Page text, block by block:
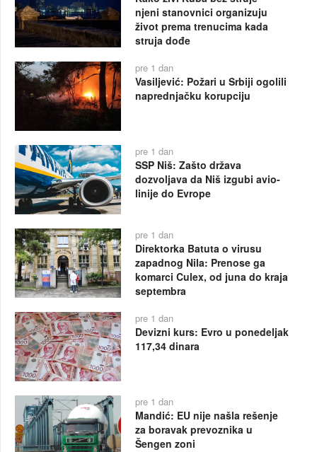
njeni stanovnici organizuju
život prema trenucima kada
struja dođe
pre 1 dan
Vasiljević: Požari u Srbiji ogolili
naprednjačku korupciju
pre 1 dan
SSP Niš: Zašto država
dozvoljava da Niš izgubi avio-
linije do Evrope
pre 1 dan
Direktorka Batuta o virusu
zapadnog Nila: Prenose ga
komarci Culex, od juna do kraja
septembra
pre 1 dan
Devizni kurs: Evro u ponedeljak
117,34 dinara
pre 1 dan
Mandić: EU nije našla rešenje
za boravak prevoznika u
Šengen zoni